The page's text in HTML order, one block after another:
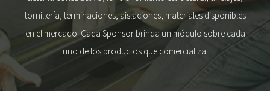
tornillería, terminaciones, aislaciones, materiales disponibles
en el mercado. Cada Sponsor brinda un módulo sobre cada
uno de los productos que comercializa.